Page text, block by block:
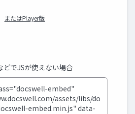
またはPlayer版
どでJSが使えない場合